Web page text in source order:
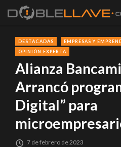
DESTACADAS
EMPRESAS Y
OPINIÓN EXPERTA
Alianza
Arrancó
Digital” para
7 de febrero de 2023